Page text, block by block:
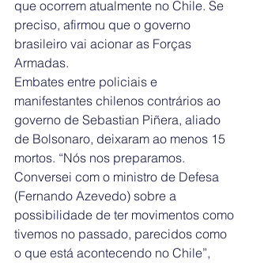
que ocorrem atualmente no Chile. Se
preciso, afirmou que o governo
brasileiro vai acionar as Forças
Armadas.
Embates entre policiais e
manifestantes chilenos contrários ao
governo de Sebastian Piñera, aliado
de Bolsonaro, deixaram ao menos 15
mortos. “Nós nos preparamos.
Conversei com o ministro de Defesa
(Fernando Azevedo) sobre a
possibilidade de ter movimentos como
tivemos no passado, parecidos como
o que está acontecendo no Chile”,